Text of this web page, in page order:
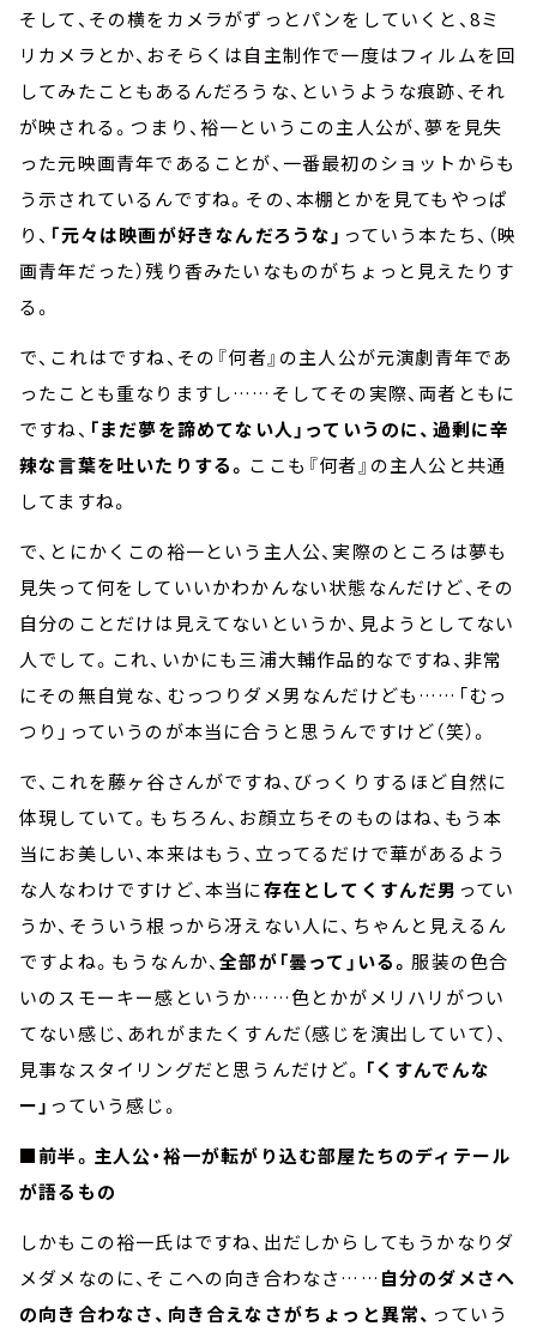
そして、その横をカメラがずっとパンをしていくと、8ミ
リカメラとか、おそらくは自主制作で一度はフィルムを回
してみたこともあるんだろうな、というような痕跡、それ
が映される。つまり、裕一というこの主人公が、夢を見失
った元映画青年であることが、一番最初のショットからも
う示されているんですね。その、本棚とかを見てもやっぱ
り、 「元々は映画が好きなんだろうな」 っていう本たち、（映
画青年だった）残り香みたいなものがちょっと見えたりす
る。
で、これはですね、その『何者』の主人公が元演劇青年であ
ったことも重なりますし……そしてその実際、両者ともに
ですね、 「まだ夢を諦めてない人」っていうのに、過剰に辛
辣な言葉を吐いたりする。 ここも『何者』の主人公と共通
してますね。
で、とにかくこの裕一という主人公、実際のところは夢も
見失って何をしていいかわかんない状態なんだけど、その
自分のことだけは見えてないというか、見ようとしてない
人でして。これ、いかにも三浦大輔作品的なですね、非常
にその無自覚な、むっつりダメ男なんだけども……「むっ
つり」っていうのが本当に合うと思うんですけど（笑）。
で、これを藤ヶ谷さんがですね、びっくりするほど自然に
体現していて。もちろん、お顔立ちそのものはね、もう本
当にお美しい、本来はもう、立ってるだけで華があるよう
な人なわけですけど、本当に存在としてくすんだ男 ってい
うか、そういう根っから冴えない人に、ちゃんと見えるん
ですよね。もうなんか、全部が「曇って」いる。服装の色合
いのスモーキー感というか……色とかがメリハリがつい
てない感じ、あれがまたくすんだ（感じを演出していて）、
見事なスタイリングだと思うんだけど。 「くすんでんな
ー」 っていう感じ。
■前半。主人公・裕一が転がり込む部屋たちのディテール
が語るもの
しかもこの裕一氏はですね、出だしからしてもうかなりダ
メダメなのに、そこへの向き合わなさ…… 自分のダメさへ
の向き合わなさ、向き合えなさがちょっと異常、 っていう